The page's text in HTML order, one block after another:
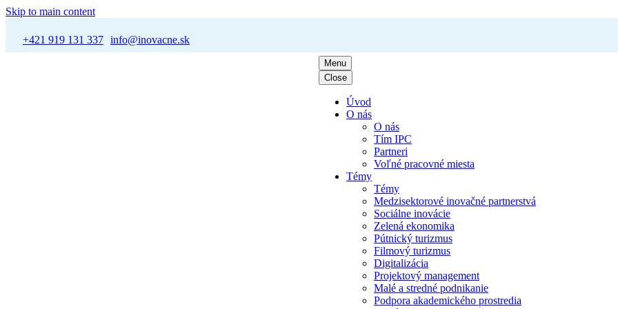
Skip to main content
+421 919 131 337 info@inovacne.sk
Menu
Close
Úvod
O nás
O nás
Tím IPC
Partneri
Voľné pracovné miesta
Témy
Témy
Medzisektorové inovačné partnerstvá
Sociálne inovácie
Zelená ekonomika
Pútnický turizmus
Filmový turizmus
Digitalizácia
Projektový management
Malé a stredné podnikanie
Podpora akademického prostredia